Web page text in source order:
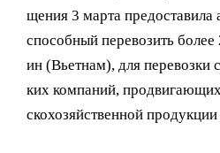
щения 3 марта предоставила
способный перевозить
ин (Вьетнам), для перевозки
ких компаний,
скохозяйственной